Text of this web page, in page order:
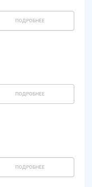
ПОДРОБНЕЕ
ПОДРОБНЕЕ
ПОДРОБНЕЕ